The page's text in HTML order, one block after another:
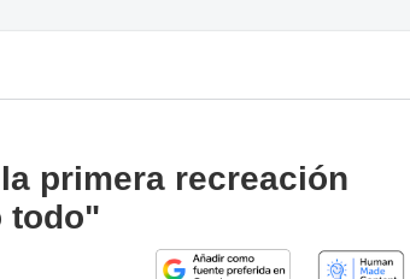
primera recreación
todo"